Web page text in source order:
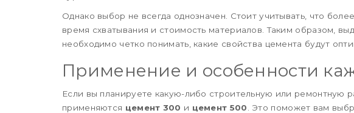
Однако выбор не всегда однозначен. Стоит учитывать, что
время схватывания и стоимость материалов. Таким образом,
необходимо четко понимать, какие свойства цемента будут
Применение и особенности
Если вы планируете какую-либо строительную или ремонтную
применяются цемент 300 и цемент 500 . Это поможет вам